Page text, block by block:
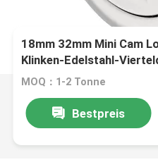
18mm 32mm Mini Cam
Klinken-Edelstahl-
MOQ：1-2 Tonne
Bestpreis